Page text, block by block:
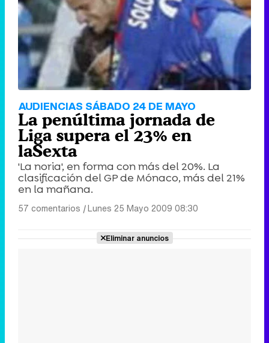
AUDIENCIAS SÁBADO 24 DE MAYO
La penúltima jornada de
Liga supera el 23% en
laSexta
'La noria', en forma con más del 20%. La
clasificación del GP de Mónaco, más del 21%
en la mañana.
57 comentarios |Lunes 25 Mayo 2009 08:30
Eliminar anuncios